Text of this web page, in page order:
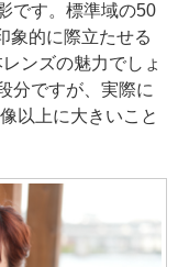
です。標準域の50
象的に際立たせる
ンズの魅力でしょ
分ですが、実際に
以上に大きいこと